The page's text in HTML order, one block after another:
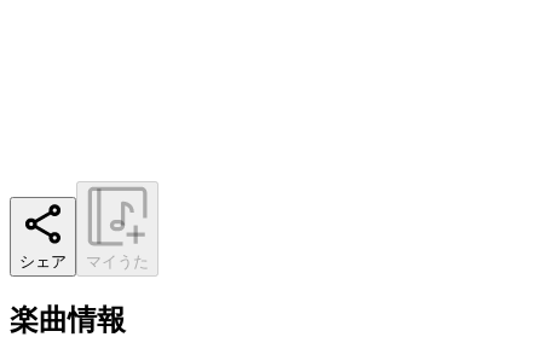
シェア マイうた
楽曲情報